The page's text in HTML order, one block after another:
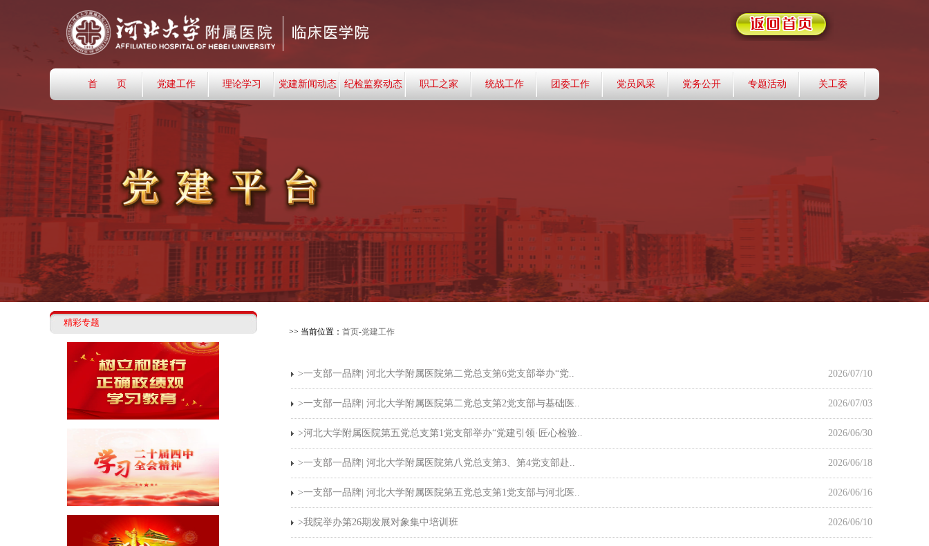
首 页 党建工作 理论学习 党建新闻动态 纪检监察动态 职工之家 统战工作 团委工作 党员风采 党务公开 专题活动 关工委
精彩专题
>> 当前位置： 首页-党建工作
>一支部一品牌| 河北大学附属医院第二党总支第6党支部举办“党.. 2026/07/10
>一支部一品牌| 河北大学附属医院第二党总支第2党支部与基础医.. 2026/07/03
>河北大学附属医院第五党总支第1党支部举办“党建引领·匠心检验.. 2026/06/30
>一支部一品牌| 河北大学附属医院第八党总支第3、第4党支部赴.. 2026/06/18
>一支部一品牌| 河北大学附属医院第五党总支第1党支部与河北医.. 2026/06/16
>我院举办第26期发展对象集中培训班 2026/06/10